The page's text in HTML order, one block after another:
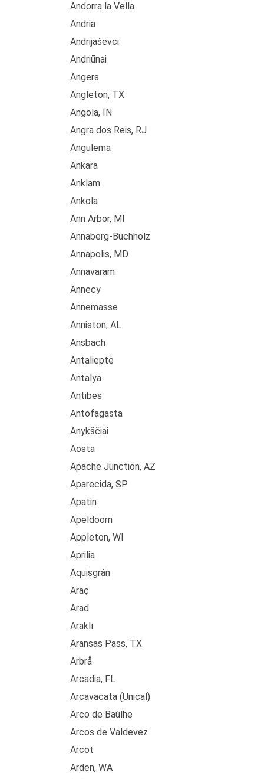
Andorra la Vella
Andria
Andrijaševci
Andriūnai
Angers
Angleton, TX
Angola, IN
Angra dos Reis, RJ
Angulema
Ankara
Anklam
Ankola
Ann Arbor, MI
Annaberg-Buchholz
Annapolis, MD
Annavaram
Annecy
Annemasse
Anniston, AL
Ansbach
Antalieptė
Antalya
Antibes
Antofagasta
Anykščiai
Aosta
Apache Junction, AZ
Aparecida, SP
Apatin
Apeldoorn
Appleton, WI
Aprilia
Aquisgrán
Araç
Arad
Araklı
Aransas Pass, TX
Arbrå
Arcadia, FL
Arcavacata (Unical)
Arco de Baúlhe
Arcos de Valdevez
Arcot
Arden, WA